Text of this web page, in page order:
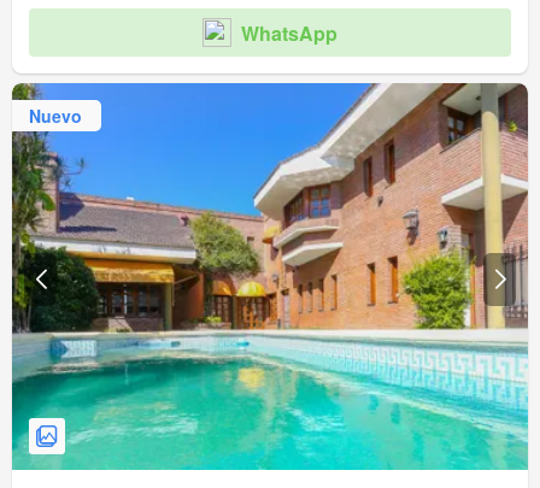
WhatsApp
Nuevo